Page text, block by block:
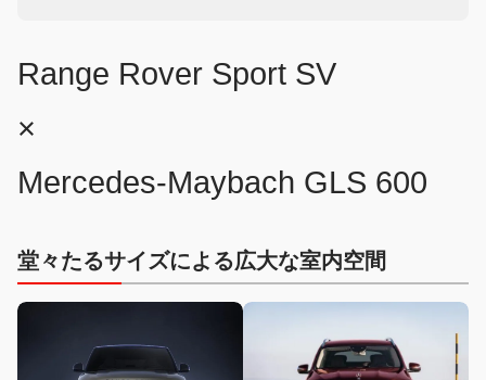
Range Rover Sport SV
×
Mercedes-Maybach GLS 600
堂々たるサイズによる広大な室内空間